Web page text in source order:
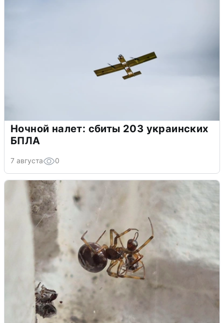
Ночной налет: сбиты 203 украинских
БПЛА
7 августа 0